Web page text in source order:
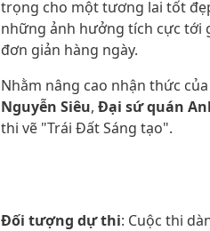
trọng cho một tương lai tốt
những ảnh hưởng tích cực tới
đơn giản hàng ngày.
Nhằm nâng cao nhận thức
Nguyễn Siêu, Đại sứ quán
thi vẽ "Trái Đất Sáng tạo".
Đối tượng dự thi: Cuộc thi